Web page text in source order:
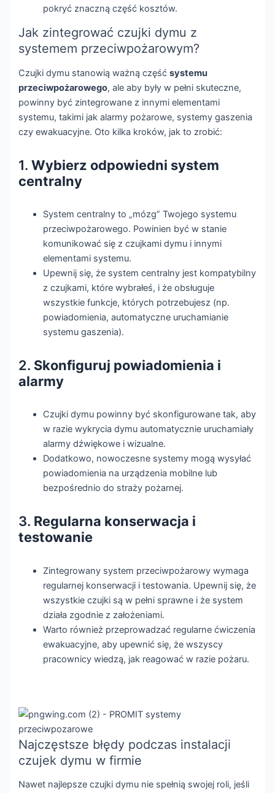
pokryć znaczną część kosztów.
Jak zintegrować czujki dymu z
systemem przeciwpożarowym?
Czujki dymu stanowią ważną częśćsystemu
przeciwpożarowego, ale aby były w pełni skuteczne,
powinny być zintegrowane z innymi elementami
systemu, takimi jak alarmy pożarowe, systemy gaszenia
czy ewakuacyjne. Oto kilka kroków, jak to zrobić:
1.Wybierz odpowiedni system
centralny
System centralny to „mózg” Twojego systemu
przeciwpożarowego. Powinien być w stanie
komunikować się z czujkami dymu i innymi
elementami systemu.
Upewnij się, że system centralny jest kompatybilny
z czujkami, które wybrałeś, i że obsługuje
wszystkie funkcje, których potrzebujesz (np.
powiadomienia, automatyczne uruchamianie
systemu gaszenia).
2. Skonfiguruj powiadomienia i
alarmy
Czujki dymu powinny być skonfigurowane tak, aby
w razie wykrycia dymu automatycznie uruchamiały
alarmy dźwiękowe i wizualne.
Dodatkowo, nowoczesne systemy mogą wysyłać
powiadomienia na urządzenia mobilne lub
bezpośrednio do straży pożarnej.
3. Regularna konserwacja i
testowanie
Zintegrowany system przeciwpożarowy wymaga
regularnej konserwacji i testowania. Upewnij się, że
wszystkie czujki są w pełni sprawne i że system
działa zgodnie z założeniami.
Warto również przeprowadzać regularne ćwiczenia
ewakuacyjne, aby upewnić się, że wszyscy
pracownicy wiedzą, jak reagować w razie pożaru.
Najczęstsze błędy podczas instalacji
czujek dymu w firmie
Nawet najlepsze czujki dymu nie spełnią swojej roli, jeśli